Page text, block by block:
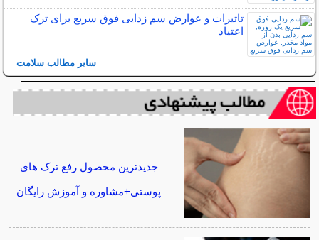
تاثیرات و عوارض سم زدایی فوق سریع برای ترک
اعتیاد
سایر مطالب سلامت
جدیدترین محصول رفع ترک های
پوستی+مشاوره و آموزش رایگان